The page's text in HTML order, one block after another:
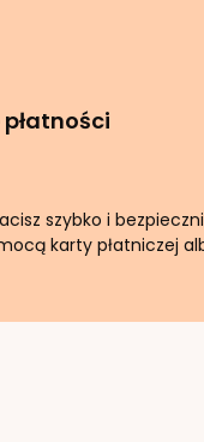
płatności
szybko i
karty płatniczej